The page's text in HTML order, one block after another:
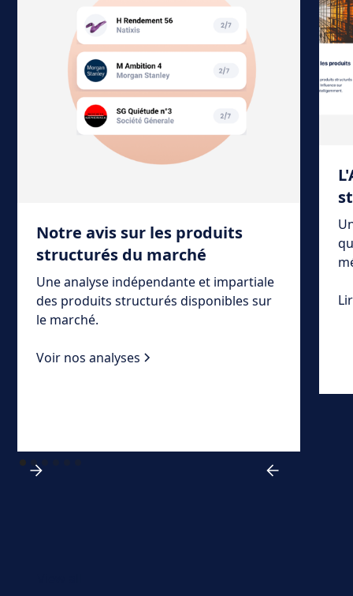
Notre avis sur les produits
structurés du marché
Une analyse indépendante et impartiale
des produits structurés disponibles sur
le marché.
Voir nos analyses